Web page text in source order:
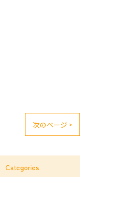
次のページ >
Categories